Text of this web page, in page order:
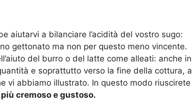
aiutarvi a bilanciare l’acidità del vostro sugo:
gettonato ma non per questo meno vincente.
del burro o del latte come alleati: anche in
e soprattutto verso la fine della cottura, a
vi abbiamo illustrato. In questo modo riuscirete
più cremoso e gustoso.